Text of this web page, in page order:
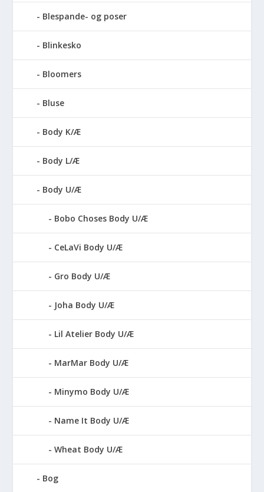
Blespande- og poser
Blinkesko
Bloomers
Bluse
Body K/Æ
Body L/Æ
Body U/Æ
Bobo Choses Body U/Æ
CeLaVi Body U/Æ
Gro Body U/Æ
Joha Body U/Æ
Lil Atelier Body U/Æ
MarMar Body U/Æ
Minymo Body U/Æ
Name It Body U/Æ
Wheat Body U/Æ
Bog